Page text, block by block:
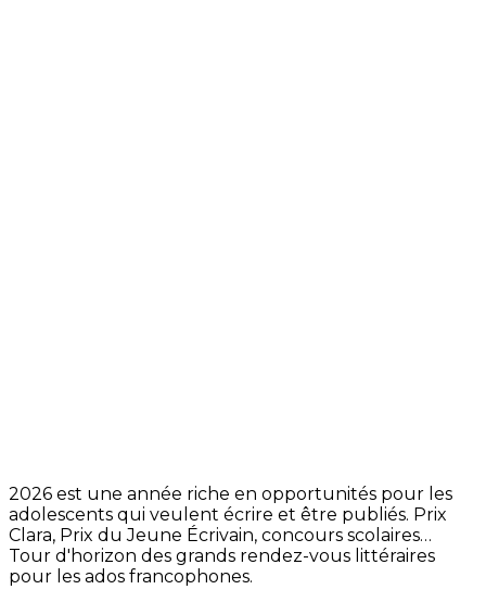
2026 est une année riche en opportunités pour les
adolescents qui veulent écrire et être publiés. Prix
Clara, Prix du Jeune Écrivain, concours scolaires…
Tour d'horizon des grands rendez-vous littéraires
pour les ados francophones.